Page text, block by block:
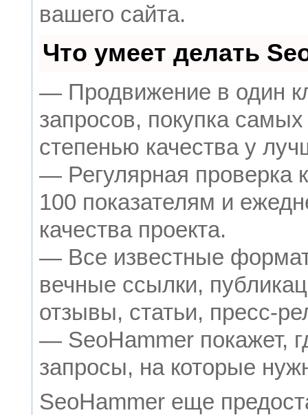
вашего сайта.
Что умеет делать
— Продвижение в один
запросов, покупка
степенью качества у
— Регулярная проверка
100 показателям и
качества проекта.
— Все известные
вечные ссылки,
отзывы, статьи, пресс-
— SeoHammer покажет,
запросы, на которые
SeoHammer еще